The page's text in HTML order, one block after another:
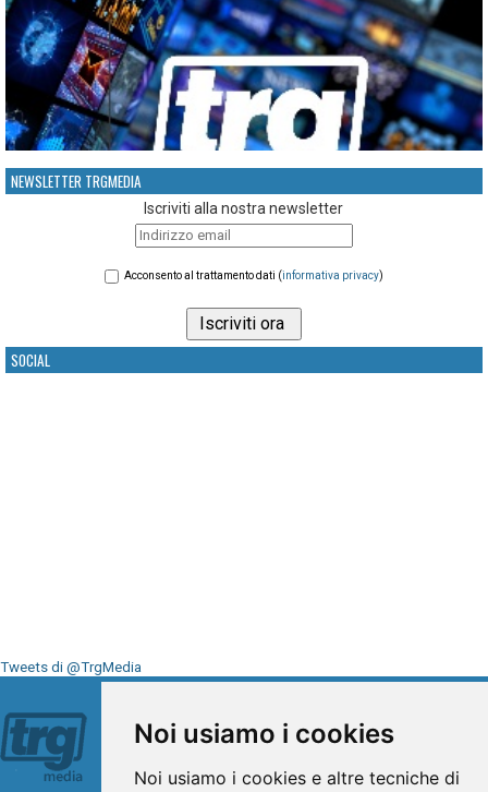
Noi usiamo i cookies
Noi usiamo i cookies e altre tecniche di
NEWSLETTER TRGMEDIA
Iscriviti alla nostra newsletter
Acconsento al trattamento dati (informativa privacy)
SOCIAL
Tweets di @TrgMedia